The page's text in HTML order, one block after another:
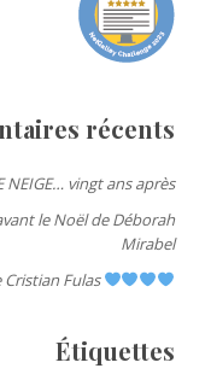
récents
NEIGE… vingt ans après
le Noël de Déborah
Mirabel
Cristian Fulas
Étiquettes